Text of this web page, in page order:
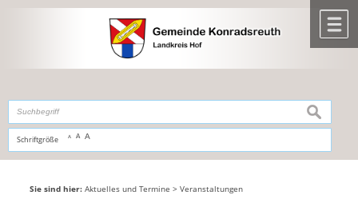
,zur Navigationoderzur Startseitespringen.
Schriftgröße A A A
suchen
Sie sind hier: Aktuelles und Termine > Veranstaltungen